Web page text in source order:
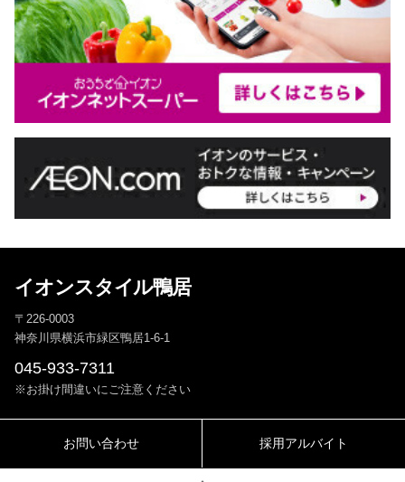
イオンスタイル鴨居
〒226-0003
神奈川県横浜市緑区鴨居1-6-1
045-933-7311
※お掛け間違いにご注意ください
お問い合わせ 採用アルバイト